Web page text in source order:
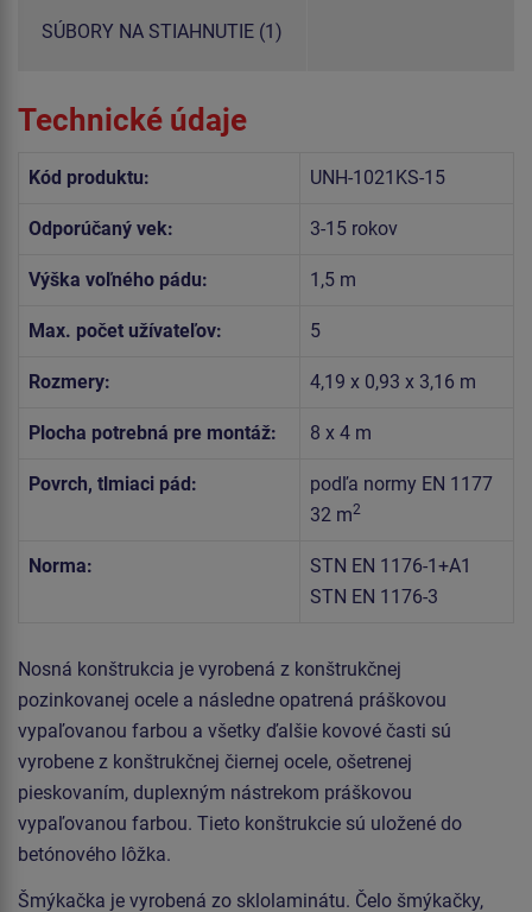
SÚBORY NA STIAHNUTIE (1)
Technické údaje
Kód produktu: UNH-1021KS-15
Odporúčaný vek: 3-15 rokov
Výška voľného pádu: 1,5 m
Max. počet užívateľov: 5
Rozmery: 4,19 x 0,93 x 3,16 m
Plocha potrebná pre montáž: 8 x 4 m
Povrch, tlmiaci pád:
podľa normy EN 1177
32 m2
Norma:
STN EN 1176-1+A1
STN EN 1176-3
Nosná konštrukcia je vyrobená z konštrukčnej
pozinkovanej ocele a následne opatrená práškovou
vypaľovanou farbou a všetky ďalšie kovové časti sú
vyrobene z konštrukčnej čiernej ocele, ošetrenej
pieskovaním, duplexným nástrekom práškovou
vypaľovanou farbou. Tieto konštrukcie sú uložené do
betónového lôžka.
Šmýkačka je vyrobená zo sklolaminátu. Čelo šmýkačky,